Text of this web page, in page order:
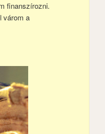
finanszírozni.
várom a